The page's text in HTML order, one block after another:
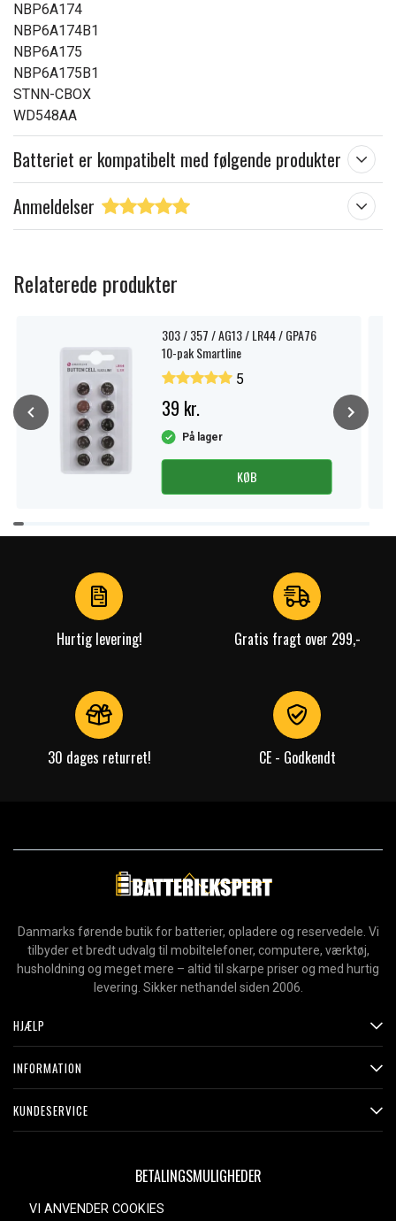
NBP6A174
NBP6A174B1
NBP6A175
NBP6A175B1
STNN-CBOX
WD548AA
Batteriet er kompatibelt med følgende produkter
Anmeldelser
Relaterede produkter
303 / 357 / AG13 / LR44 / GPA76
10-pak Smartline
5
39 kr.
På lager
KØB
Item
1
Hurtig levering! Gratis fragt over 299,-
30 dages returret! CE - Godkendt
Danmarks førende butik for batterier, opladere og reservedele. Vi
tilbyder et bredt udvalg til mobiltelefoner, computere, værktøj,
husholdning og meget mere – altid til skarpe priser og med hurtig
levering. Sikker nethandel siden 2006.
HJÆLP
INFORMATION
KUNDESERVICE
BETALINGSMULIGHEDER
VI ANVENDER COOKIES